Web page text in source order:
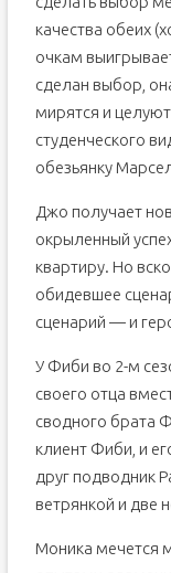
качества обеих
очкам
сделан выбор,
мирятся и
студенческого
обезьянку
Джо получает
окрыленный
квартиру. Но
обидевшее
сценарий — и
У Фиби во 2-м
своего отца
сводного брата
клиент Фиби, и
друг подводник
ветрянкой и две
Моника мечется